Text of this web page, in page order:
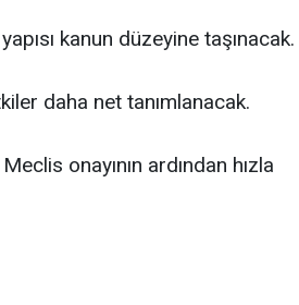
kanun düzeyine taşınacak.
daha net tanımlanacak.
onayının ardından hızla